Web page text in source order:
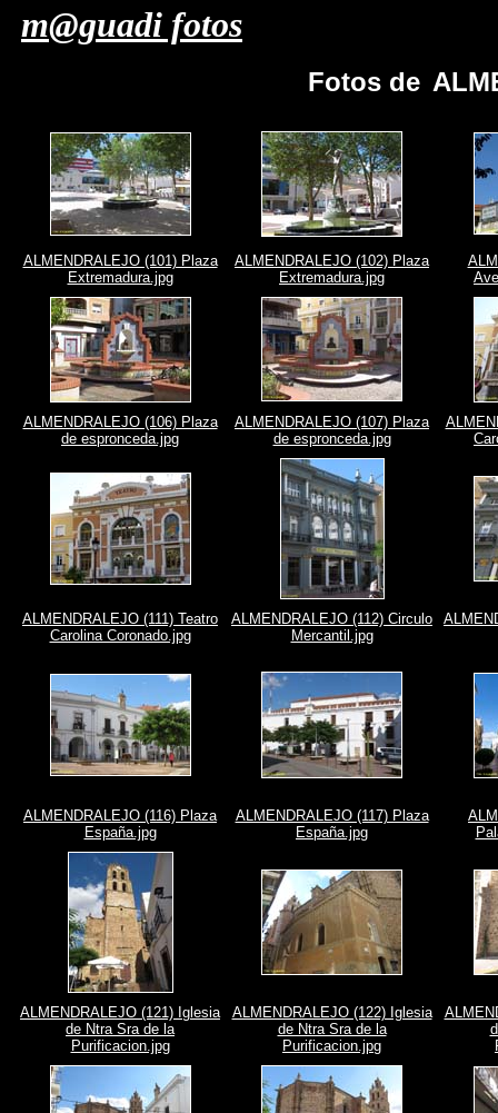
m@guadi fotos
Fotos de
ALMENDRALEJO (101) Plaza
Extremadura.jpg
ALMENDRALEJO (102) Plaza
Extremadura.jpg
ALMENDRALEJO (106) Plaza
de espronceda.jpg
ALMENDRALEJO (107) Plaza
de espronceda.jpg
ALMENDRALEJO (111) Teatro
Carolina Coronado.jpg
ALMENDRALEJO (112) Circulo
Mercantil.jpg
ALMENDRALEJO (116) Plaza
España.jpg
ALMENDRALEJO (117) Plaza
España.jpg
ALMENDRALEJO (121) Iglesia
de Ntra Sra de la
Purificacion.jpg
ALMENDRALEJO (122) Iglesia
de Ntra Sra de la
Purificacion.jpg